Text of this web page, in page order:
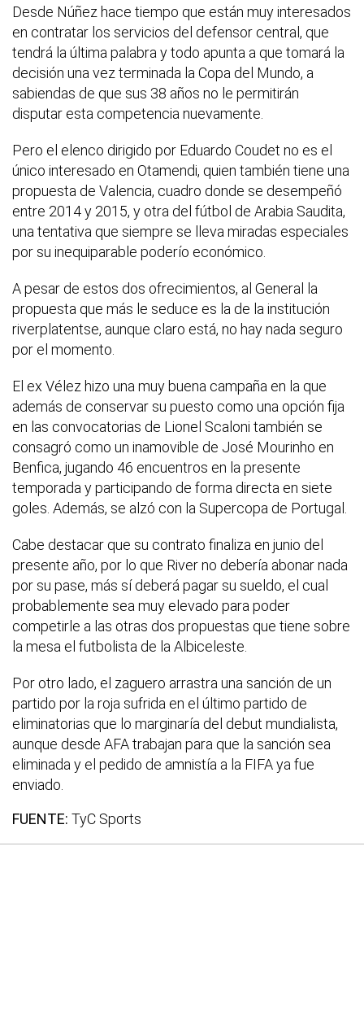
Desde Núñez hace tiempo que están muy interesados
en contratar los servicios del defensor central, que
tendrá la última palabra y todo apunta a que tomará la
decisión una vez terminada la Copa del Mundo, a
sabiendas de que sus 38 años no le permitirán
disputar esta competencia nuevamente.
Pero el elenco dirigido por Eduardo Coudet no es el
único interesado en Otamendi, quien también tiene una
propuesta de Valencia, cuadro donde se desempeñó
entre 2014 y 2015, y otra del fútbol de Arabia Saudita,
una tentativa que siempre se lleva miradas especiales
por su inequiparable poderío económico.
A pesar de estos dos ofrecimientos, al General la
propuesta que más le seduce es la de la institución
riverplatentse, aunque claro está, no hay nada seguro
por el momento.
El ex Vélez hizo una muy buena campaña en la que
además de conservar su puesto como una opción fija
en las convocatorias de Lionel Scaloni también se
consagró como un inamovible de José Mourinho en
Benfica, jugando 46 encuentros en la presente
temporada y participando de forma directa en siete
goles. Además, se alzó con la Supercopa de Portugal.
Cabe destacar que su contrato finaliza en junio del
presente año, por lo que River no debería abonar nada
por su pase, más sí deberá pagar su sueldo, el cual
probablemente sea muy elevado para poder
competirle a las otras dos propuestas que tiene sobre
la mesa el futbolista de la Albiceleste.
Por otro lado, el zaguero arrastra una sanción de un
partido por la roja sufrida en el último partido de
eliminatorias que lo marginaría del debut mundialista,
aunque desde AFA trabajan para que la sanción sea
eliminada y el pedido de amnistía a la FIFA ya fue
enviado.
FUENTE: TyC Sports